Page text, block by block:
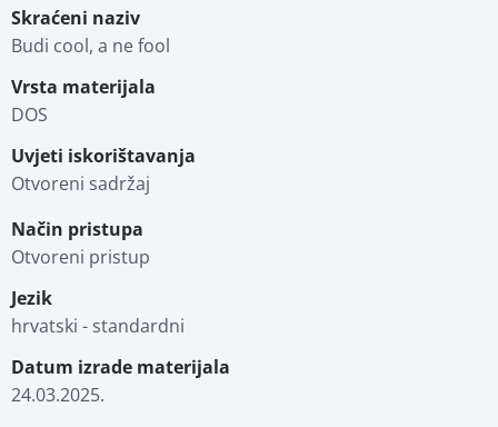
Skraćeni naziv
Budi cool, a ne fool
Vrsta materijala
DOS
Uvjeti iskorištavanja
Otvoreni sadržaj
Način pristupa
Otvoreni pristup
Jezik
hrvatski - standardni
Datum izrade materijala
24.03.2025.